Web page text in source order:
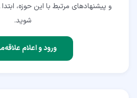
و پیشنهادهای مرتبط با این حوزه،
شوید.
ورود و اعلام